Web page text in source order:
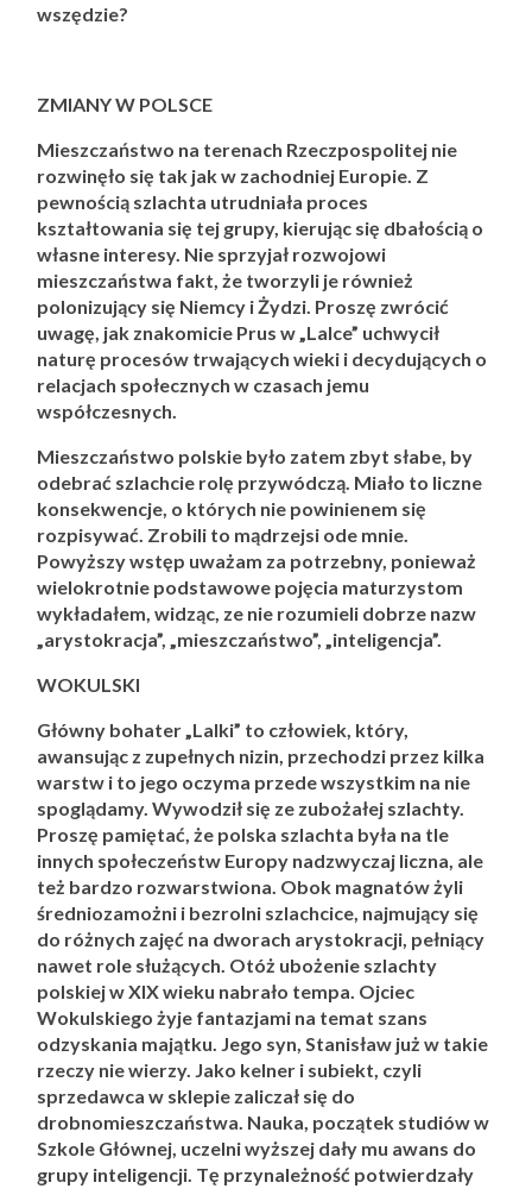
wszędzie?
ZMIANY W POLSCE
Mieszczaństwo na terenach Rzeczpospolitej nie
rozwinęło się tak jak w zachodniej Europie. Z
pewnością szlachta utrudniała proces
kształtowania się tej grupy, kierując się dbałością o
własne interesy. Nie sprzyjał rozwojowi
mieszczaństwa fakt, że tworzyli je również
polonizujący się Niemcy i Żydzi. Proszę zwrócić
uwagę, jak znakomicie Prus w „Lalce” uchwycił
naturę procesów trwających wieki i decydujących o
relacjach społecznych w czasach jemu
współczesnych.
Mieszczaństwo polskie było zatem zbyt słabe, by
odebrać szlachcie rolę przywódczą. Miało to liczne
konsekwencje, o których nie powinienem się
rozpisywać. Zrobili to mądrzejsi ode mnie.
Powyższy wstęp uważam za potrzebny, ponieważ
wielokrotnie podstawowe pojęcia maturzystom
wykładałem, widząc, ze nie rozumieli dobrze nazw
„arystokracja”, „mieszczaństwo”, „inteligencja”.
WOKULSKI
Główny bohater „Lalki” to człowiek, który,
awansując z zupełnych nizin, przechodzi przez kilka
warstw i to jego oczyma przede wszystkim na nie
spoglądamy. Wywodził się ze zubożałej szlachty.
Proszę pamiętać, że polska szlachta była na tle
innych społeczeństw Europy nadzwyczaj liczna, ale
też bardzo rozwarstwiona. Obok magnatów żyli
średniozamożni i bezrolni szlachcice, najmujący się
do różnych zajęć na dworach arystokracji, pełniący
nawet role służących. Otóż ubożenie szlachty
polskiej w XIX wieku nabrało tempa. Ojciec
Wokulskiego żyje fantazjami na temat szans
odzyskania majątku. Jego syn, Stanisław już w takie
rzeczy nie wierzy. Jako kelner i subiekt, czyli
sprzedawca w sklepie zaliczał się do
drobnomieszczaństwa. Nauka, początek studiów w
Szkole Głównej, uczelni wyższej dały mu awans do
grupy inteligencji. Tę przynależność potwierdzały